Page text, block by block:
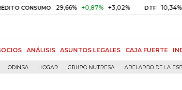
29,66% +0,87% +3,02% DTF 10,34% +0,10%
ANÁLISIS ASUNTOS LEGALES CAJA FUERTE
ODINSA HOGAR GRUPO NUTRESA ABELARDO DE LA